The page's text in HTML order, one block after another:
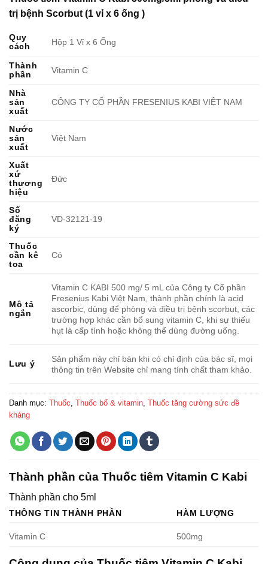
trị bệnh Scorbut (1 vỉ x 6 ống )
Quy
cách
Hộp 1 Vỉ x 6 Ống
Thành
phần
Vitamin C
Nhà
sản
xuất
CÔNG TY CỔ PHẦN FRESENIUS KABI VIỆT NAM
Nước
sản
xuất
Việt Nam
Xuất
xứ
thương
hiệu
Đức
Số
đăng
ký
VD-32121-19
Thuốc
cần kê
toa
Có
Mô tả
ngắn
Vitamin C KABI 500 mg/ 5 mL của Công ty Cổ phần
Fresenius Kabi Việt Nam, thành phần chính là acid
ascorbic, dùng để phòng và điều trị bệnh scorbut, các
trường hợp khác cần bổ sung vitamin C, khi sự thiếu
hụt là cấp tính hoặc không thể dùng đường uống.
Lưu ý
Sản phẩm này chỉ bán khi có chỉ định của bác sĩ, mọi
thông tin trên Website chỉ mang tính chất tham khảo.
Danh mục: Thuốc Thuốc bổ & vitamin Thuốc tăng cường sức đề
kháng
Thành phần của Thuốc tiêm Vitamin C Kabi
Thành phần cho 5ml
THÔNG TIN THÀNH PHẦN HÀM LƯỢNG
Vitamin C 500mg